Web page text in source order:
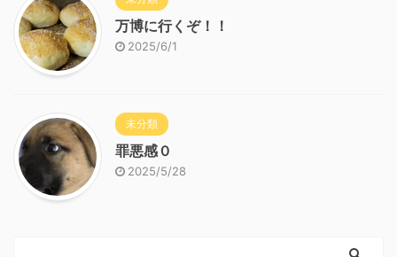
万博に行くぞ！！
2025/6/1
未分類
罪悪感０
2025/5/28